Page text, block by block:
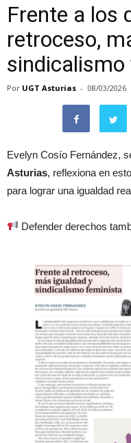
Frente a los
retroceso,
Por UGT Asturias - 08/03/2026
Evelyn Cosío Fernández,
Asturias, reflexiona en
para lograr una igualdad
Defender derechos